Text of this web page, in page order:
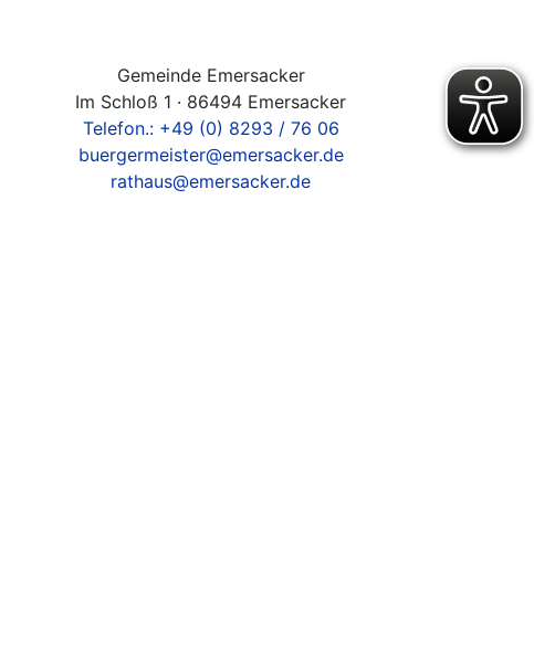
Gemeinde Emersacker
Im Schloß 1 · 86494 Emersacker
Telefon.: +49 (0) 8293 / 76 06
buergermeister@emersacker.de
rathaus@emersacker.de